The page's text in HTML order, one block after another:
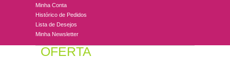
Minha Conta
Histórico de Pedidos
Lista de Desejos
Minha Newsletter
OFERTA